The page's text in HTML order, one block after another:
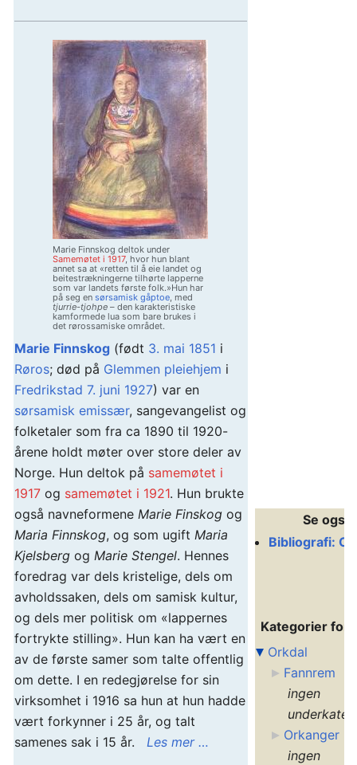
Marie Finnskog deltok under
Samemøtet i 1917, hvor hun blant
annet sa at «retten til å eie landet og
beitestrækningerne tilhørte lapperne
som var landets første folk.»Hun har
på seg en sørsamisk gåptoe, med
tjurrie-tjohpe– den karakteristiske
kamformede lua som bare brukes i
det rørossamiske området.
Marie Finnskog (født 3. mai 1851 i
Røros; død på Glemmen pleiehjem i
Fredrikstad 7. juni 1927) var en
sørsamisk emissær, sangevangelist og
folketaler som fra ca 1890 til 1920-
årene holdt møter over store deler av
Norge. Hun deltok på samemøtet i
1917 og samemøtet i 1921. Hun brukte
også navneformene Marie Finskog og
Maria Finnskog, og som ugift Maria
Kjelsberg og Marie Stengel. Hennes
foredrag var dels kristelige, dels om
avholdssaken, dels om samisk kultur,
og dels mer politisk om «lappernes
fortrykte stilling». Hun kan ha vært en
av de første samer som talte offentlig
om dette. I en redegjørelse for sin
virksomhet i 1916 sa hun at hun hadde
vært forkynner i 25 år, og talt
samenes sak i 15 år. Les mer …
Se også
Bibliografi:
Kategorier for
Orkdal
Fannrem
ingen
Orkanger
ingen